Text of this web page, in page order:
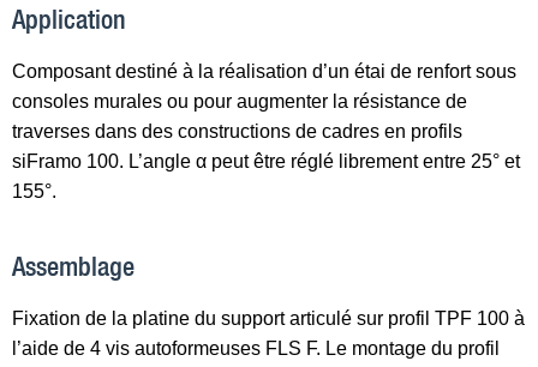
Application
Composant destiné à la réalisation d’un étai de renfort sous
consoles murales ou pour augmenter la résistance de
traverses dans des constructions de cadres en profils
siFramo 100. L’angle α peut être réglé librement entre 25° et
155°.
Assemblage
Fixation de la platine du support articulé sur profil TPF 100 à
l’aide de 4 vis autoformeuses FLS F. Le montage du profil